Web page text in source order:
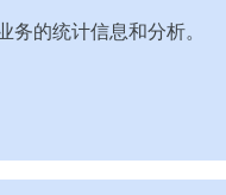
务的统计信息和分析。